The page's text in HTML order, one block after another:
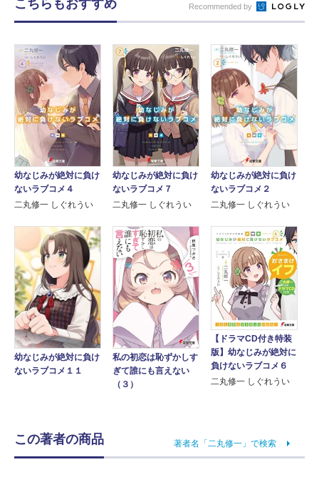
こちらもおすすめ Recommended by
幼なじみが絶対に負け
ないラブコメ４
二丸修一 しぐれうい
幼なじみが絶対に負け
ないラブコメ７
二丸修一 しぐれうい
幼なじみが絶対に負け
ないラブコメ２
二丸修一 しぐれうい
幼なじみが絶対に負け
ないラブコメ１１
私の初恋は恥ずかしす
ぎて誰にも言えない
（３）
【ドラマCD付き特装
版】幼なじみが絶対に
負けないラブコメ６
二丸修一 しぐれうい
この著者の商品 著者名「二丸修一」で検索